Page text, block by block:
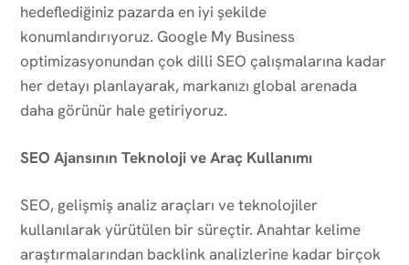
hedeflediğiniz pazarda en iyi şekilde
konumlandırıyoruz. Google My Business
optimizasyonundan çok dilli SEO çalışmalarına kadar
her detayı planlayarak, markanızı global arenada
daha görünür hale getiriyoruz.
SEO Ajansının Teknoloji ve Araç Kullanımı
SEO, gelişmiş analiz araçları ve teknolojiler
kullanılarak yürütülen bir süreçtir. Anahtar kelime
araştırmalarından backlink analizlerine kadar birçok